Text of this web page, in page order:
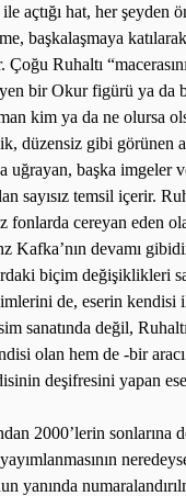
ile açtığı hat, her şeyden
başkalaşmaya
Çoğu Ruhaltı
bir Okur figürü ya da
kim ya da ne olursa
düzensiz gibi görünen
uğrayan, başka imgeler
sayısız temsil içerir.
fonlarda cereyan eden
Kafka’nın devamı
biçim değişiklikleri
de, eserin kendisi
sanatında değil,
olan hem de -bir
deşifresini yapan
2000’lerin
yanında